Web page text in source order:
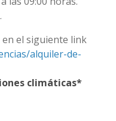
en el siguiente link
alquiler-de-
climáticas*